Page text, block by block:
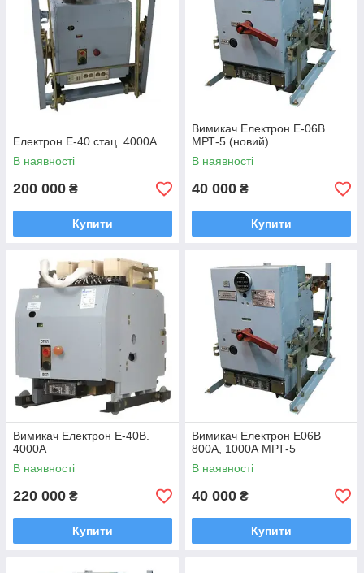
Електрон Е-40 стац. 4000А
В наявності
200 000 ₴
Купити
Вимикач Електрон Е-06В
МРТ-5 (новий)
В наявності
40 000 ₴
Купити
Вимикач Електрон Е-40В.
4000А
В наявності
220 000 ₴
Купити
Вимикач Електрон Е06В
800А, 1000А МРТ-5
В наявності
40 000 ₴
Купити